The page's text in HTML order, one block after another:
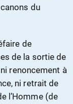
du
de
de la sortie de
ni renoncement à
ni retrait de
l’Homme (de